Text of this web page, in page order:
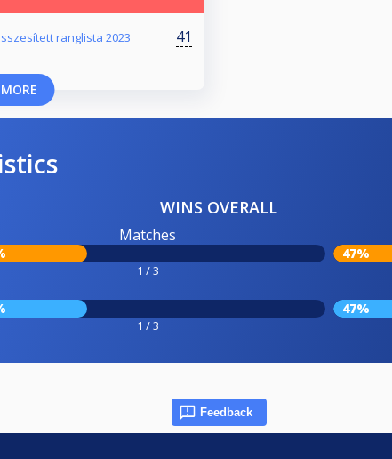
ranglista 2023 41
WINS OVERALL
Matches
1 / 3
47%
1 / 3
47%
Feedback